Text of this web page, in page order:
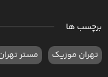
برچسب ها
تهران موزیک مستر